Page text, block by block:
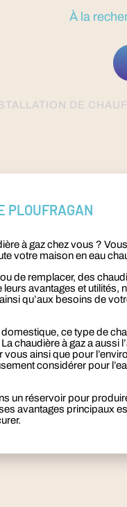
À la
DE
PLOUFRAGAN
à gaz chez vous ?
votre maison en eau
de remplacer, des
avantages et utilités,
qu’aux besoins de
ce type de
chaudière à gaz a aussi
ainsi que pour
considérer pour
un réservoir pour
avantages principaux